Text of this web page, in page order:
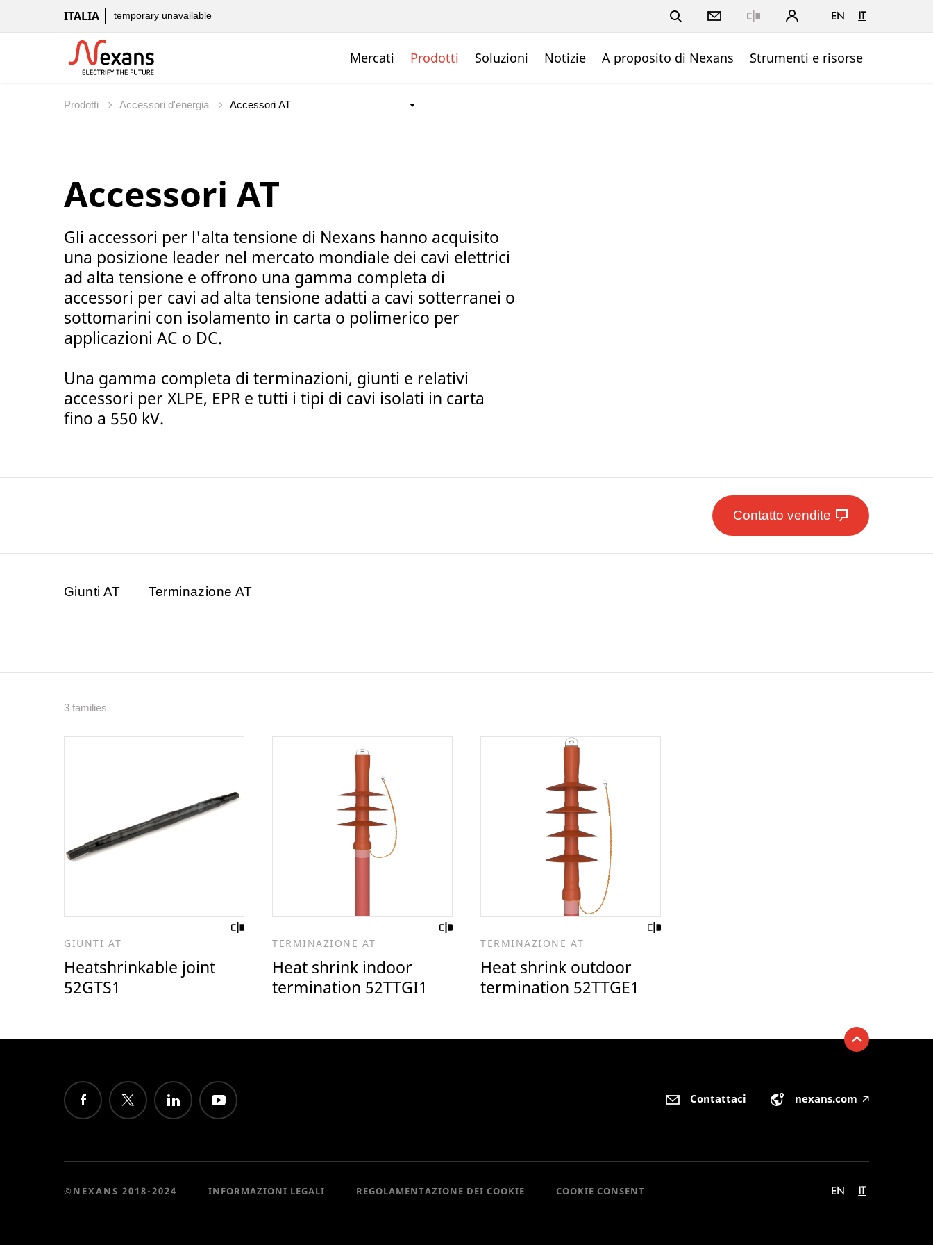
ITALIA temporary unavailable EN IT
Mercati Prodotti Soluzioni Notizie A proposito di Nexans Strumenti e risorse
Prodotti Accessori d'energia
Accessori AT
Gli accessori per l'alta tensione di Nexans hanno acquisito
una posizione leader nel mercato mondiale dei cavi elettrici
ad alta tensione e offrono una gamma completa di
accessori per cavi ad alta tensione adatti a cavi sotterranei o
sottomarini con isolamento in carta o polimerico per
applicazioni AC o DC.
Una gamma completa di terminazioni, giunti e relativi
accessori per XLPE, EPR e tutti i tipi di cavi isolati in carta
fino a 550 kV.
Contatto vendite
Giunti AT Terminazione AT
3 families
GIUNTI AT
Heatshrinkable joint
52GTS1
TERMINAZIONE AT
Heat shrink indoor
termination 52TTGI1
TERMINAZIONE AT
Heat shrink outdoor
termination 52TTGE1
Contattaci nexans.com 🡥
©NEXANS 2018-2024 INFORMAZIONI LEGALI REGOLAMENTAZIONE DEI COOKIE COOKIE CONSENT EN IT